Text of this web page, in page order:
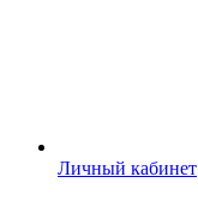
Личный кабинет